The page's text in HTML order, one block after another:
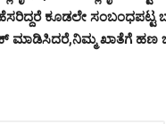
ಕೂಡಲೇ ಸಂಬಂಧಪಟ್ಟ
ಮಾಡಿಸಿದರೆ,ನಿಮ್ಮ ಖಾತೆಗೆ